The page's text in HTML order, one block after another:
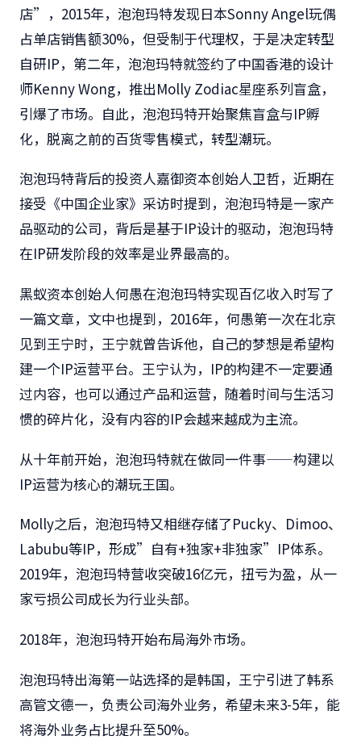
店”，2015年，泡泡玛特发现日本Sonny Angel玩偶
占单店销售额30%，但受制于代理权，于是决定转型
自研IP，第二年，泡泡玛特就签约了中国香港的设计
师Kenny Wong，推出Molly Zodiac星座系列盲盒，
引爆了市场。自此，泡泡玛特开始聚焦盲盒与IP孵
化，脱离之前的百货零售模式，转型潮玩。
泡泡玛特背后的投资人嘉御资本创始人卫哲，近期在
接受《中国企业家》采访时提到，泡泡玛特是一家产
品驱动的公司，背后是基于IP设计的驱动，泡泡玛特
在IP研发阶段的效率是业界最高的。
黑蚁资本创始人何愚在泡泡玛特实现百亿收入时写了
一篇文章，文中也提到，2016年，何愚第一次在北京
见到王宁时，王宁就曾告诉他，自己的梦想是希望构
建一个IP运营平台。王宁认为，IP的构建不一定要通
过内容，也可以通过产品和运营，随着时间与生活习
惯的碎片化，没有内容的IP会越来越成为主流。
从十年前开始，泡泡玛特就在做同一件事——构建以
IP运营为核心的潮玩王国。
Molly之后，泡泡玛特又相继存储了Pucky、Dimoo、
Labubu等IP，形成”自有+独家+非独家”IP体系。
2019年，泡泡玛特营收突破16亿元，扭亏为盈，从一
家亏损公司成长为行业头部。
2018年，泡泡玛特开始布局海外市场。
泡泡玛特出海第一站选择的是韩国，王宁引进了韩系
高管文德一，负责公司海外业务，希望未来3-5年，能
将海外业务占比提升至50%。